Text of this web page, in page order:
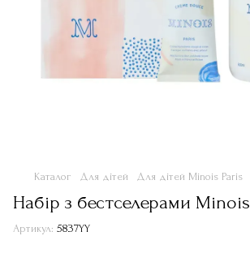
Каталог Для дітей Для дітей Minois Paris
Набір з бестселерами Minois
Артикул: 5837YY